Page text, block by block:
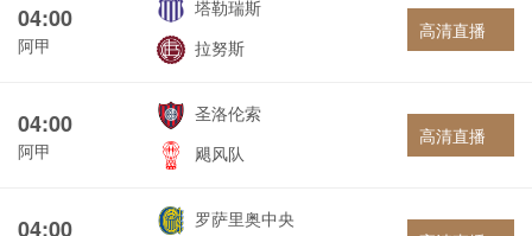
04:00
阿甲
塔勒瑞斯
拉努斯
高清直播
04:00
阿甲
圣洛伦索
飓风队
高清直播
04:00
罗萨里奥中央